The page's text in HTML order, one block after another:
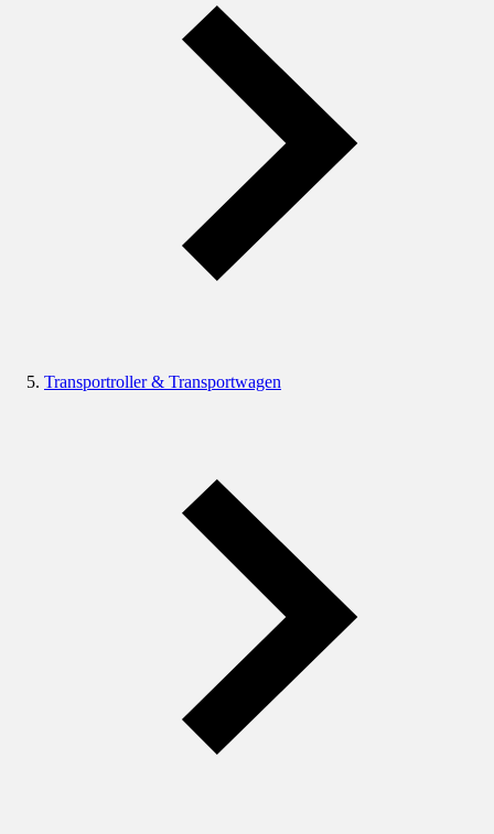
Transportroller & Transportwagen